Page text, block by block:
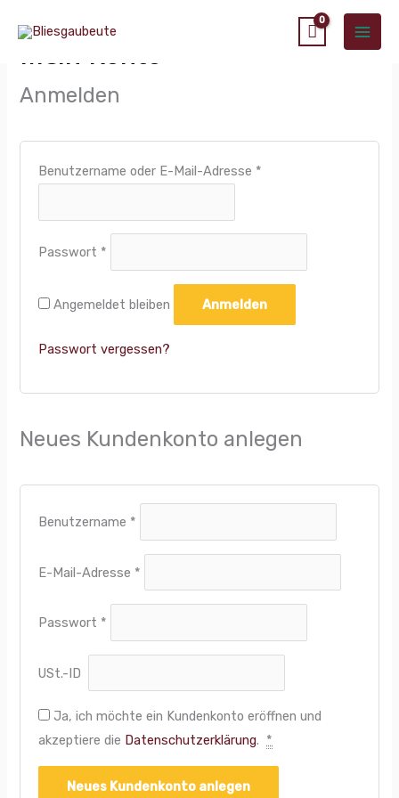
Inhalt
Main
Mein Konto
Anmelden
Benutzername oder E-Mail-Adresse *
Erforderlich
Passwort *
Erforderlich
Angemeldet bleiben Anmelden
Passwort vergessen?
Neues Kundenkonto anlegen
Benutzername *
E-Mail-Adresse *
Passwort *
Erforderlich
USt.-ID
Ja, ich möchte ein Kundenkonto eröffnen und
akzeptiere die Datenschutzerklärung. *
Neues Kundenkonto anlegen